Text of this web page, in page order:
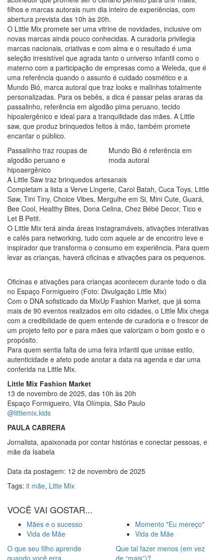
filhos e marcas autorais num dia inteiro de experiências, com
abertura prevista das 10h às 20h.
O Little Mix promete ser uma vitrine de novidades, inclusive om
novas marcas ainda pouco conhecidas. A curadoria privilegia
marcas nacionais, criativas e com alma e o resultado é uma
seleção irresistível que agrada tanto o universo infantil como o
materno com a participação de empresas como a Weleda, que é
uma referência quando o assunto é cuidado cosmético e a
Mundo Bió, marca autoral que traz looks e malinhas totalmente
personalizadas. Para os bebês, a dica é passar pelas araras da
passalinho, referência em algodão pima peruano, tecido
hipoalergênico e ideal para a tranquilidade das mães. A Little
saw, que produz brinquedos feitos à mão, também promete
encantar o público.
Passalinho traz roupas de
algodão peruano e
hipoaergênico
Mundo Bió é referência em
moda autoral
A Little Saw traz brinquedos artesanais
Completam a lista a Verve Lingerie, Carol Batah, Cuca Toys, Little
Saw, Tini Tiny, Choice Vibes, Mergulhe em Si, Mini Cute, Guará,
Bee Cool, Healthy Bites, Dona Celina, Chez Bébé Decor, Tico e
Let B Petit.
O Little Mix terá ainda áreas instagramáveis, ativações interativas
e cafés para networking, tudo com aquele ar de encontro leve e
inspirador que transforma o consumo em experiência. Para quem
levar as crianças, haverá oficinas e ativações para os pequenos.
Oficinas e ativações para crianças acontecem durante todo o dia
no Espaço Formigueiro (Foto: Divulgação Little Mix)
Com o DNA sofisticado da MixUp Fashion Market, que já soma
mais de 90 eventos realizados em oito cidades, o Little Mix chega
com a credibilidade de quem entende de curadoria e o frescor de
um projeto feito por e para mães que valorizam o bom gosto e o
propósito.
Para quem sentia falta de uma feira infantil que unisse estilo,
autenticidade e afeto pode anotar a data na agenda e dar uma
conferida na Little Mix.
Little Mix Fashion Market
13 de novembro de 2025, das 10h às 20h
Espaço Formigueiro, Vila Olímpia, São Paulo
@littlemix.kids
PAULA CABRERA
Jornalista, apaixonada por contar histórias e conectar pessoas, e
mãe da Isabela
Data da postagem: 12 de novembro de 2025
Tags: it mãe, Litte Mix
VOCÊ VAI GOSTAR...
Mães e o sucesso
Vida de Mãe
O que seu filho aprende
Momento "Eu mereço"
Vida de Mãe
Que tal fazer menos (em vez